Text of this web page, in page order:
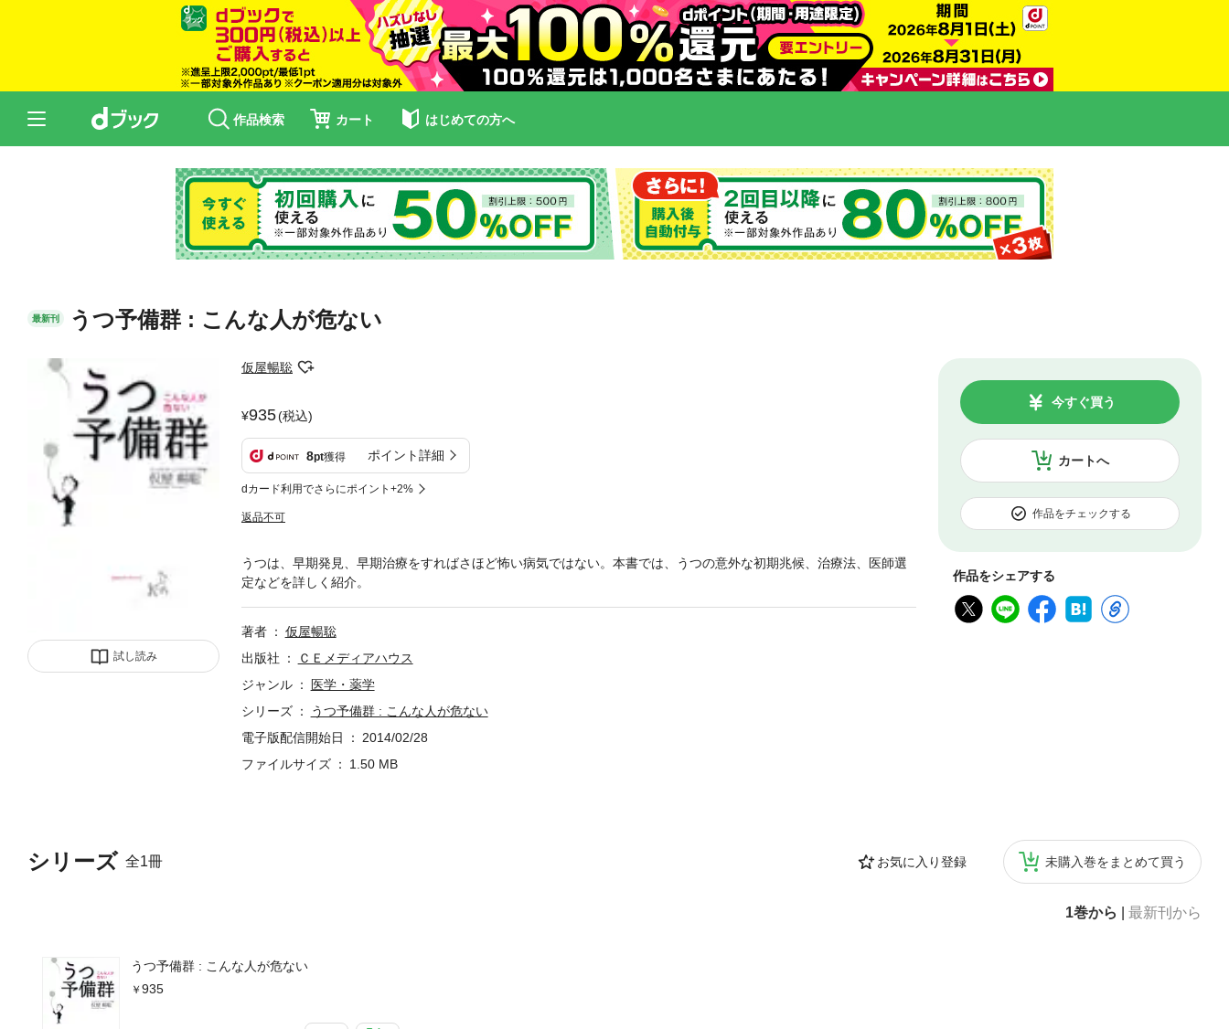
作品検索 カート はじめての方へ
最新刊 うつ予備群 : こんな人が危ない
試し読み
仮屋暢聡
935(税込)
8pt獲得 ポイント詳細
dカード利用でさらにポイント+2%
返品不可
カートへ
今すぐ買う
作品をチェックする
作品をシェアする
シリーズ 全1冊 お気に入り登録 未購入巻をまとめて買う
1巻から 最新刊から
うつ予備群 : こんな人が危ない
935
うつは、早期発見、早期治療をすればさほど怖い病気ではない。本書では、うつの意外な初期兆候、治療法、医師選
定などを詳しく紹介。
著者
仮屋暢聡
出版社
ＣＥメディアハウス
ジャンル
医学・薬学
シリーズ
うつ予備群 : こんな人が危ない
電子版配信開始日
2014/02/28
ファイルサイズ
1.50 MB